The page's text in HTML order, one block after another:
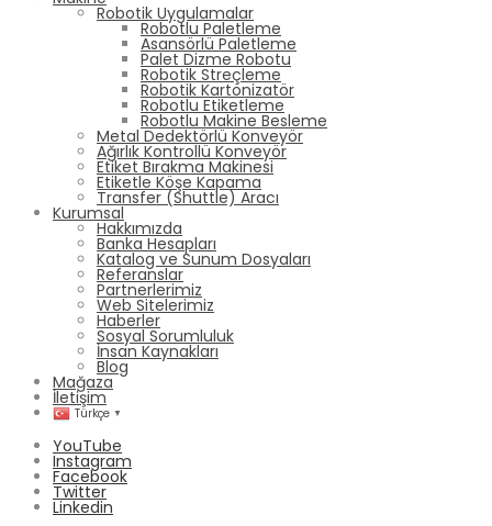
Robotik Uygulamalar
Robotlu Paletleme
Asansörlü Paletleme
Palet Dizme Robotu
Robotik Streçleme
Robotik Kartonizatör
Robotlu Etiketleme
Robotlu Makine Besleme
Metal Dedektörlü Konveyör
Ağırlık Kontrollü Konveyör
Etiket Bırakma Makinesi
Etiketle Köşe Kapama
Transfer (Shuttle) Aracı
Kurumsal
Hakkımızda
Banka Hesapları
Katalog ve Sunum Dosyaları
Referanslar
Partnerlerimiz
Web Sitelerimiz
Haberler
Sosyal Sorumluluk
İnsan Kaynakları
Blog
Mağaza
İletişim
Türkçe ▼
YouTube
Instagram
Facebook
Twitter
Linkedin